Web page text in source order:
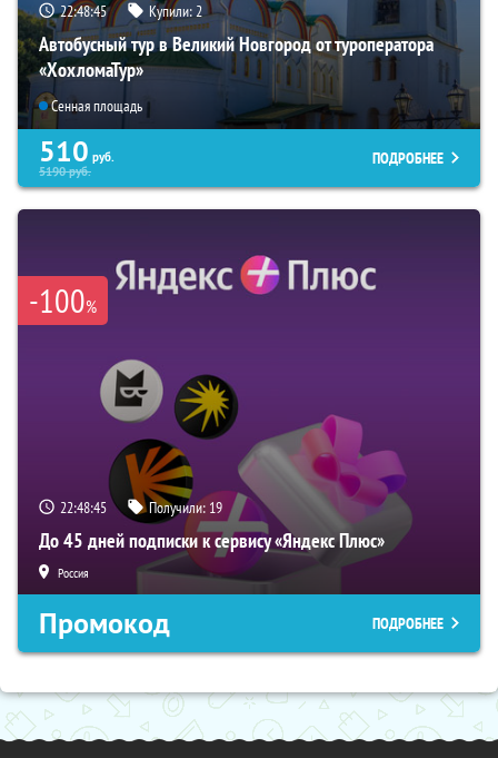
22:48:44 Купили:2
Автобусный тур в Великий Новгород от туроператора
«ХохломаТур»
Сенная площадь
510 руб.
5190руб.
ПОДРОБНЕЕ
-100%
22:48:44 Получили: 19
До 45 дней подписки к сервису «Яндекс Плюс»
Россия
Промокод ПОДРОБНЕЕ